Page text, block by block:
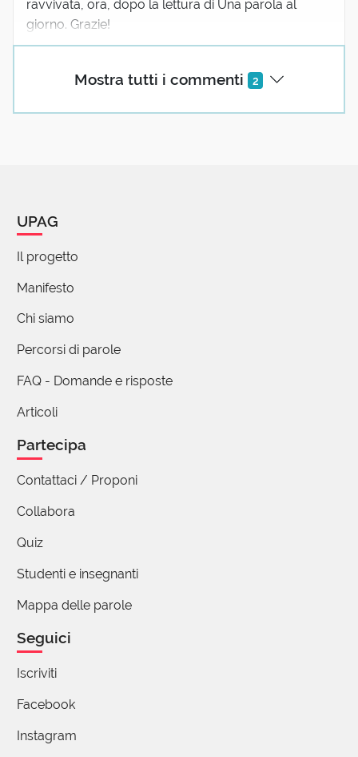
Mostra tutti i commenti 2
ravvivata, ora, dopo la lettura di Una parola al
giorno. Grazie!
UPAG
Il progetto
Manifesto
Chi siamo
Percorsi di parole
FAQ - Domande e risposte
Articoli
Partecipa
Contattaci / Proponi
Collabora
Quiz
Studenti e insegnanti
Mappa delle parole
Seguici
Iscriviti
Facebook
Instagram